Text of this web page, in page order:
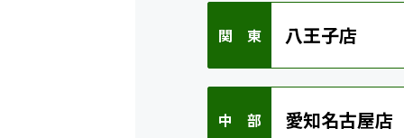
関 東 八王子店
中 部 愛知名古屋店